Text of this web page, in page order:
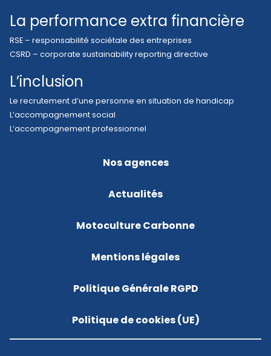
La performance extra financière
RSE – responsabilité sociétale des entreprises
CSRD – corporate sustainability reporting directive
L’inclusion
Le recrutement d’une personne en situation de handicap
L’accompagnement social
L’accompagnement professionnel
Nos agences
Actualités
Motoculture Carbonne
Mentions légales
Politique Générale RGPD
Politique de cookies (UE)